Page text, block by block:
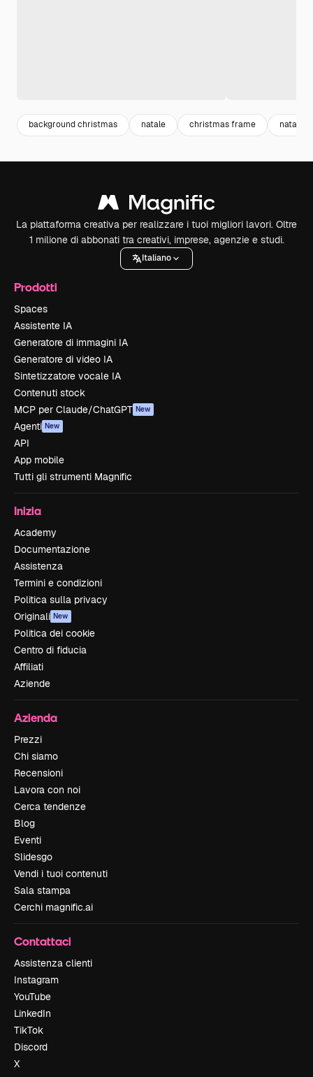
background christmas natale christmas frame natale
La piattaforma creativa per realizzare i tuoi migliori lavori. Oltre
1 milione di abbonati tra creativi, imprese, agenzie e studi.
Italiano
Prodotti
Spaces
Assistente IA
Generatore di immagini IA
Generatore di video IA
Sintetizzatore vocale IA
Contenuti stock
MCP per Claude/ChatGPT New
Agenti New
API
App mobile
Tutti gli strumenti Magnific
Inizia
Academy
Documentazione
Assistenza
Termini e condizioni
Politica sulla privacy
Originali New
Politica dei cookie
Centro di fiducia
Affiliati
Aziende
Azienda
Prezzi
Chi siamo
Recensioni
Lavora con noi
Cerca tendenze
Blog
Eventi
Slidesgo
Vendi i tuoi contenuti
Sala stampa
Cerchi magnific.ai
Contattaci
Assistenza clienti
Instagram
YouTube
LinkedIn
TikTok
Discord
X